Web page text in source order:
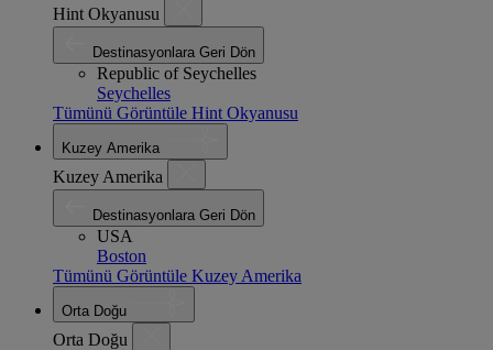
Hint Okyanusu
Destinasyonlara Geri Dön
Republic of Seychelles
Seychelles
Tümünü Görüntüle Hint Okyanusu
Kuzey Amerika
Kuzey Amerika
Destinasyonlara Geri Dön
USA
Boston
Tümünü Görüntüle Kuzey Amerika
Orta Doğu
Orta Doğu